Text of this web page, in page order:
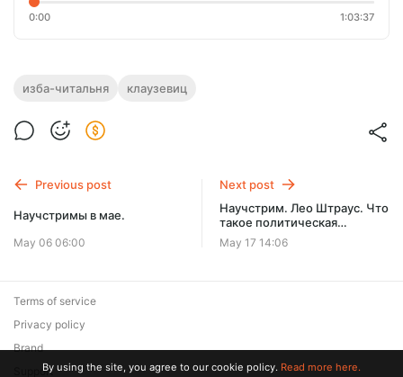
0:00 1:03:37
изба-читальня клаузевиц
Previous post
Научстримы в мае.
May 06 06:00
Next post
Научстрим. Лео Штраус. Что
такое политическая
философия? #18.
May 17 14:06
Terms of service
Privacy policy
Brand
SupportBy using the site, you agree to our cookie policy. Read more here.